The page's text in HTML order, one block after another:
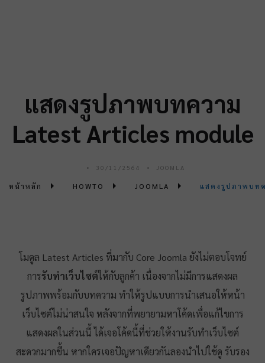
แสดงรูปภาพบทความ
Latest Articles module
30/11/2564 JOOMLA
หน้าหลัก HOWTO JOOMLA แสดงรูปภาพบทค
โมดูล Latest Articles ที่มากับ Core Joomla ยังไม่ตอบโจทย์
การรับทำเว็บไซต์ให้กับลูกค้า เนื่องจากไม่มีการแสดงผล
รูปภาพพร้อมกับบทความ ทำให้รูปแบบการนำเสนอให้หน้า
เว็บไซต์ไม่น่าสนใจ หลังจากที่พยายามหาโค้ดเพื่อแก้ไขการ
แสดงผลในส่วนนี้ ได้เจอโค้ดนี้ที่ช่วยให้งานรับทำเว็บไซต์
สะดวกมากขึ้น หากใครเจอปัญหาเดียวกันลองนำไปใช้ดู รับรอง